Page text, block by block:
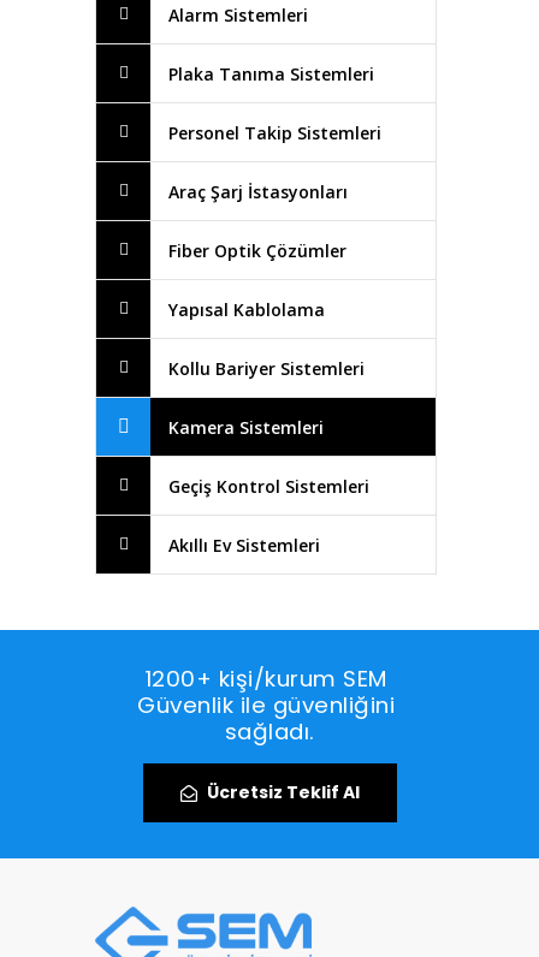
Alarm Sistemleri
Plaka Tanıma Sistemleri
Personel Takip Sistemleri
Araç Şarj İstasyonları
Fiber Optik Çözümler
Yapısal Kablolama
Kollu Bariyer Sistemleri
Kamera Sistemleri
Geçiş Kontrol Sistemleri
Akıllı Ev Sistemleri
1200+ kişi/kurum SEM
Güvenlik ile güvenliğini
sağladı.
Ücretsiz Teklif Al